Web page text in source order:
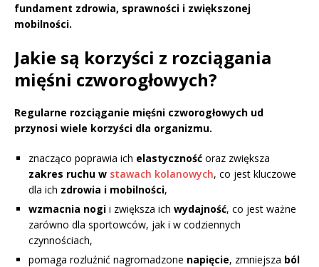
fundament zdrowia, sprawności i zwiększonej
mobilności.
Jakie są korzyści z rozciągania
mięśni czworogłowych?
Regularne rozciąganie mięśni czworogłowych ud
przynosi wiele korzyści dla organizmu.
znacząco poprawia ich elastyczność oraz zwiększa
zakres ruchu w stawach kolanowych, co jest kluczowe
dla ich zdrowia i mobilności,
wzmacnia nogi i zwiększa ich wydajność, co jest ważne
zarówno dla sportowców, jak i w codziennych
czynnościach,
pomaga rozluźnić nagromadzone napięcie, zmniejsza ból